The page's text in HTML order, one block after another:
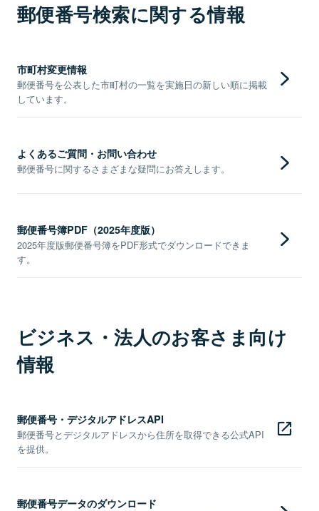
郵便番号検索に関する情報
市町村変更情報
郵便番号を公表した市町村の一覧を実施日の新しい順に掲載
しています。
よくあるご質問・お問い合わせ
郵便番号に関するさまざまな疑問にお答えします。
郵便番号簿PDF（2025年度版）
2025年度版郵便番号簿をPDF形式でダウンロードできま
す。
ビジネス・法人のお客さま向け
情報
郵便番号・デジタルアドレスAPI
郵便番号とデジタルアドレスから住所を取得できる公式API
を提供。
郵便番号データのダウンロード